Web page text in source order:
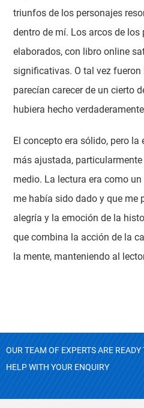
triunfos de los personajes
dentro de mí. Los arcos de los
elaborados, con libro online​
significativas. O tal vez fueron
parecían carecer de un cierto
hubiera hecho
El concepto era sólido, pero
más ajustada,
medio. La lectura era como
me había sido dado y que me
alegría y la emoción de la
que combina la acción de la
la mente, manteniendo al
OUR TEAM OF EXPERTS ARE READY
HELP WITH YOUR ENQUIRY